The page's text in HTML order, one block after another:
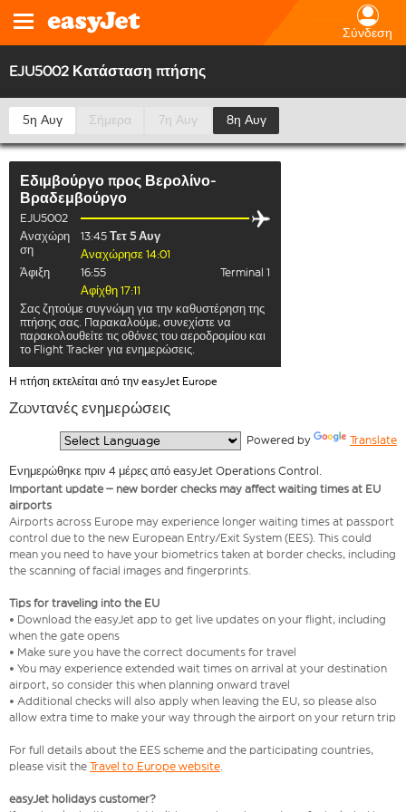
Σύνδεση
EJU5002 Κατάσταση πτήσης
5η Αυγ Σήμερα 7η Αυγ 8η Αυγ
Εδιμβούργο προς Βερολίνο-
Βραδεμβούργο
EJU5002
Αναχώρη
ση
13:45 Τετ 5 Αυγ
Αναχώρησε 14:01
Άφιξη
16:55
Terminal 1
Αφίχθη 17:11
Σας ζητούμε συγνώμη για την καθυστέρηση της
πτήσης σας. Παρακαλούμε, συνεχίστε να
παρακολουθείτε τις οθόνες του αεροδρομίου και
το Flight Tracker για ενημερώσεις.
Η πτήση εκτελείται από την easyJet Europe
Ζωντανές ενημερώσεις
Powered by Translate
Ενημερώθηκε πριν 4 μέρες από easyJet Operations Control.
Important update – new border checks may affect waiting times at EU
airports
Airports across Europe may experience longer waiting times at passport
control due to the new European Entry/Exit System (EES). This could
mean you need to have your biometrics taken at border checks, including
the scanning of facial images and fingerprints.
Tips for traveling into the EU
• Download the easyJet app to get live updates on your flight, including
when the gate opens
• Make sure you have the correct documents for travel
• You may experience extended wait times on arrival at your destination
airport, so consider this when planning onward travel
• Additional checks will also apply when leaving the EU, so please also
allow extra time to make your way through the airport on your return trip
For full details about the EES scheme and the participating countries,
please visit the Travel to Europe website.
easyJet holidays customer?